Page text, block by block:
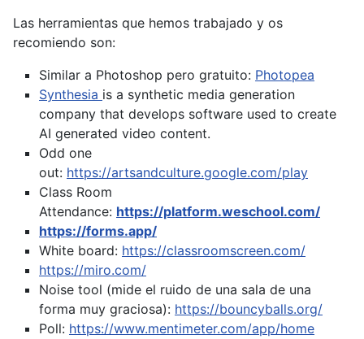
Las herramientas que hemos trabajado y os
recomiendo son:
Similar a Photoshop pero gratuito: Photopea
Synthesia is a synthetic media generation
company that develops software used to create
AI generated video content.
Odd one
out: https://artsandculture.google.com/play
Class Room
Attendance: https://platform.weschool.com/
https://forms.app/
White board: https://classroomscreen.com/
https://miro.com/
Noise tool (mide el ruido de una sala de una
forma muy graciosa): https://bouncyballs.org/
Poll: https://www.mentimeter.com/app/home